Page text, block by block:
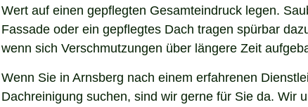
Wert auf einen gepflegten Gesamteindruck legen.
Fassade oder ein gepflegtes Dach tragen spürbar
wenn sich Verschmutzungen über längere Zeit
Wenn Sie in Arnsberg nach einem erfahrenen
Dachreinigung suchen, sind wir gerne für Sie da. Wir